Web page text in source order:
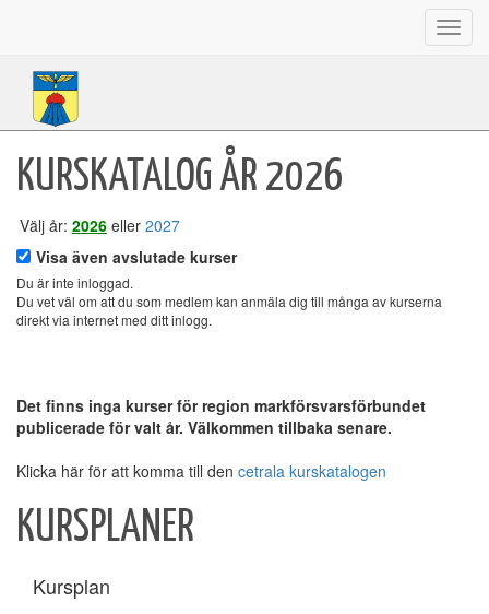
KURSKATALOG ÅR 2026
Välj år: 2026 eller 2027
Visa även avslutade kurser
Du är inte inloggad.
Du vet väl om att du som medlem kan anmäla dig till många av kurserna
direkt via internet med ditt inlogg.
Det finns inga kurser för region markförsvarsförbundet
publicerade för valt år. Välkommen tillbaka senare.
Klicka här för att komma till den cetrala kurskatalogen
KURSPLANER
Kursplan